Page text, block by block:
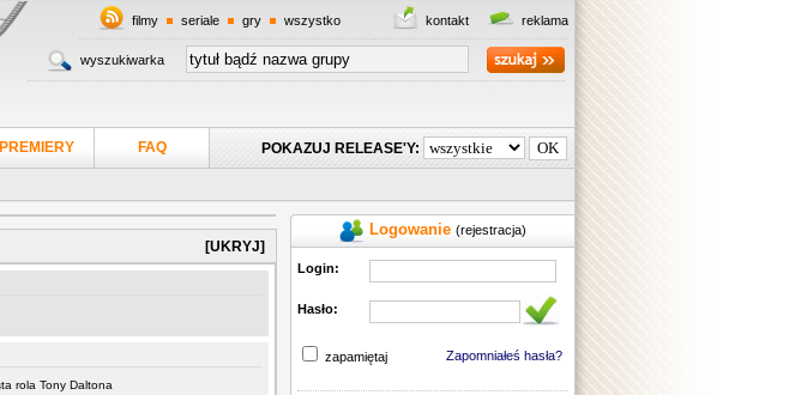
reklama
kontakt
filmy seriale gry wszystko
wyszukiwarka
POKAZUJ RELEASE'Y:
PREMIERY FAQ
Logowanie (rejestracja)
Login:
Hasło:
Zapomniałeś hasła?
zapamiętaj
[UKRYJ]